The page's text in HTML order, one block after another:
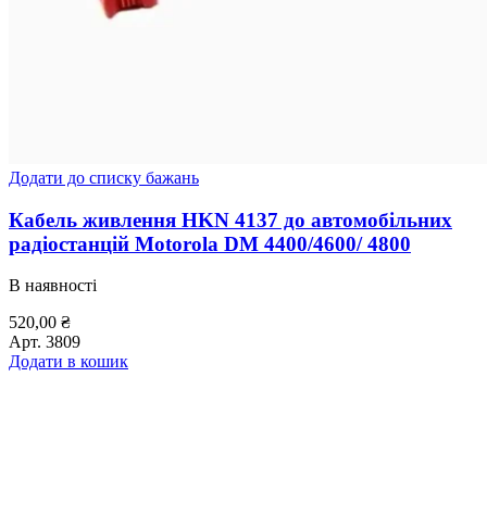
Додати до списку бажань
Кабель живлення HKN 4137 до автомобільних
радіостанцій Motorola DM 4400/4600/ 4800
В наявності
520,00 ₴
Арт. 3809
Додати в кошик